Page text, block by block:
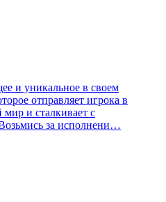
и уникальное в своем
отправляет игрока в
и сталкивает с
за исполнени…